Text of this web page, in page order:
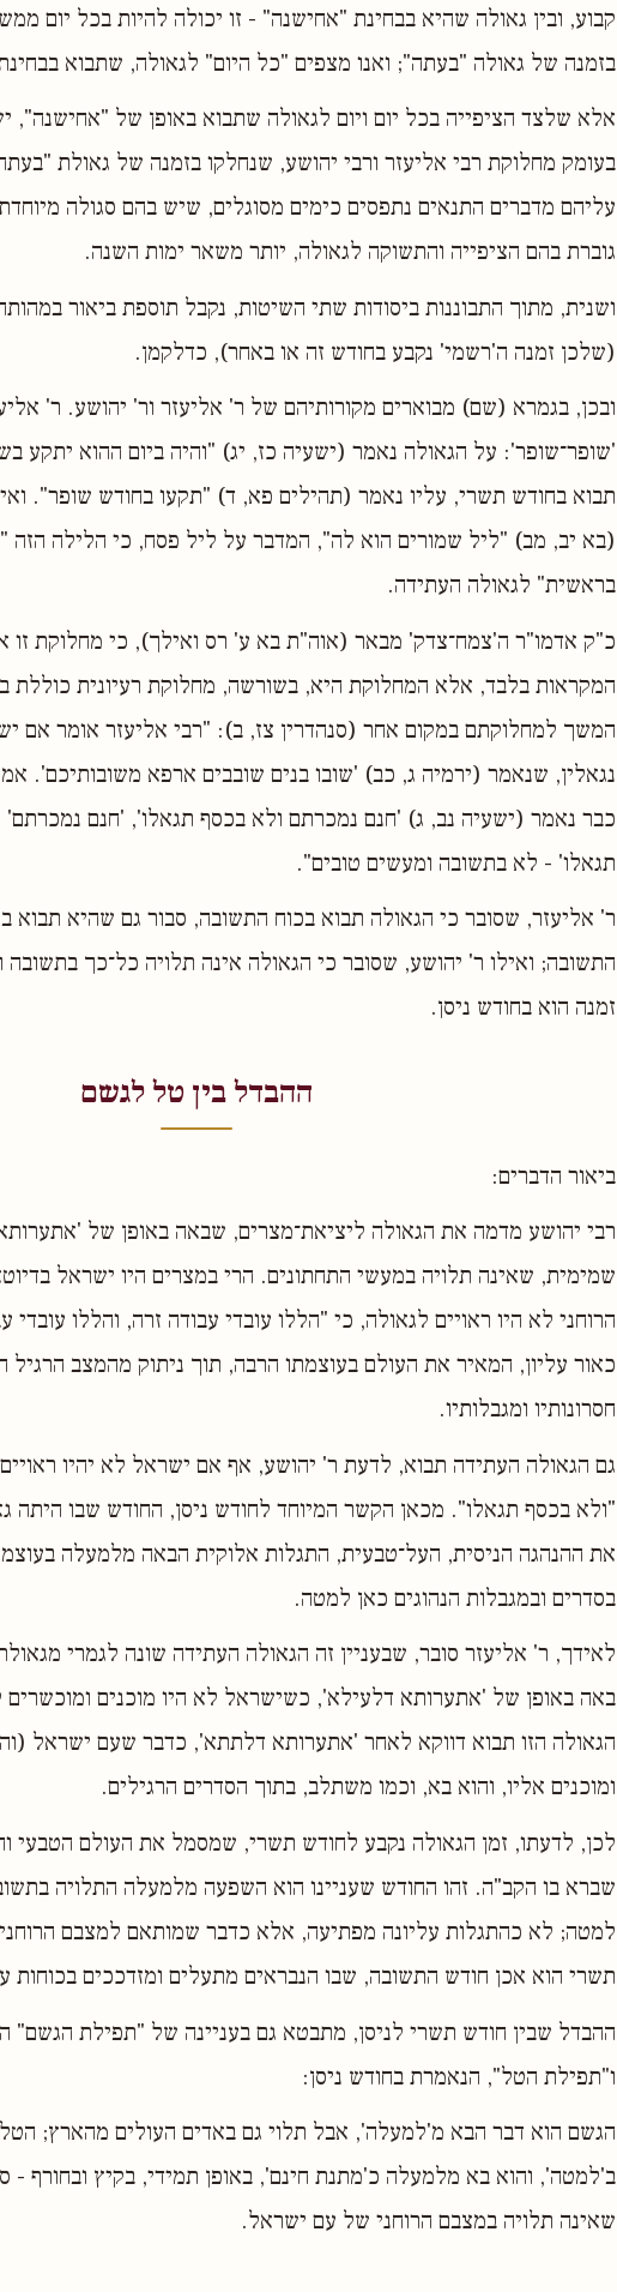
קבוע, ובין גאולה שהיא בבחינת "אחישנה" - זו יכולה להיות בכל יום
בזמנה של גאולה "בעתה"; ואנו מצפים "כל היום" לגאולה, שתבוא
אלא שלצד הציפייה בכל יום ויום לגאולה שתבוא באופן של "אחישנה",
בעומק מחלוקת רבי אליעזר ורבי יהושע, שנחלקו בזמנה של גאולת
עליהם מדברים התנאים נתפסים כימים מסוגלים, שיש בהם סגולה מיוחדת
גוברת בהם הציפייה והתשוקה לגאולה, יותר משאר ימות השנה.
ושנית, מתוך התבוננות ביסודות שתי השיטות, נקבל תוספת ביאור
(שלכן זמנה ה'רשמי' נקבע בחודש זה או באחר), כדלקמן.
ובכן, בגמרא (שם) מבוארים מקורותיהם של ר' אליעזר ור' יהושע. ר'
'שופר־שופר': על הגאולה נאמר (ישעיה כז, יג) "והיה ביום ההוא יתקע
תבוא בחודש תשרי, עליו נאמר (תהילים פא, ד) "תקעו בחודש שופר".
(בא יב, מב) "ליל שמורים הוא לה", המדבר על ליל פסח, כי הלילה
בראשית" לגאולה העתידה.
כ"ק אדמו"ר ה'צמח־צדק' מבאר (אוה"ת בא ע' רס ואילך), כי מחלוקת זו
המקראות בלבד, אלא המחלוקת היא, בשורשה, מחלוקת רעיונית כוללת
המשך למחלוקתם במקום אחר (סנהדרין צז, ב): "רבי אליעזר אומר אם
נגאלין, שנאמר (ירמיה ג, כב) 'שובו בנים שובבים ארפא משובותיכם'.
כבר נאמר (ישעיה נב, ג) 'חנם נמכרתם ולא בכסף תגאלו', 'חנם נמכרתם'
תגאלו' - לא בתשובה ומעשים טובים".
ר' אליעזר, שסובר כי הגאולה תבוא בכוח התשובה, סבור גם שהיא תבוא
התשובה; ואילו ר' יהושע, שסובר כי הגאולה אינה תלויה כל־כך בתשובה
זמנה הוא בחודש ניסן.
ההבדל בין טל לגשם
ביאור הדברים:
רבי יהושע מדמה את הגאולה ליציאת־מצרים, שבאה באופן של
שמימית, שאינה תלויה במעשי התחתונים. הרי במצרים היו ישראל
הרוחני לא היו ראויים לגאולה, כי "הללו עובדי עבודה זרה, והללו
כאור עליון, המאיר את העולם בעוצמתו הרבה, תוך ניתוק מהמצב
חסרונותיו ומגבלותיו.
גם הגאולה העתידה תבוא, לדעת ר' יהושע, אף אם ישראל לא יהיו
"ולא בכסף תגאלו". מכאן הקשר המיוחד לחודש ניסן, החודש שבו היתה
את ההנהגה הניסית, העל־טבעית, התגלות אלוקית הבאה מלמעלה
בסדרים ובמגבלות הנהוגים כאן למטה.
לאידך, ר' אליעזר סובר, שבעניין זה הגאולה העתידה שונה לגמרי
באה באופן של 'אתערותא דלעילא', כשישראל לא היו מוכנים
הגאולה הזו תבוא דווקא לאחר 'אתערותא דלתתא', כדבר שעם ישראל
ומוכנים אליו, והוא בא, וכמו משתלב, בתוך הסדרים הרגילים.
לכן, לדעתו, זמן הגאולה נקבע לחודש תשרי, שמסמל את העולם הטבעי
שברא בו הקב"ה. זהו החודש שעניינו הוא השפעה מלמעלה התלויה
למטה; לא כהתגלות עליונה מפתיעה, אלא כדבר שמותאם למצבם
תשרי הוא אכן חודש התשובה, שבו הנבראים מתעלים ומזדככים בכוחות
ההבדל שבין חודש תשרי לניסן, מתבטא גם בעניינה של "תפילת הגשם"
ו"תפילת הטל", הנאמרת בחודש ניסן:
הגשם הוא דבר הבא מ'למעלה', אבל תלוי גם באדים העולים מהארץ;
ב'למטה', והוא בא מלמעלה כ'מתנת חינם', באופן תמידי, בקיץ ובחורף -
שאינה תלויה במצבם הרוחני של עם ישראל.